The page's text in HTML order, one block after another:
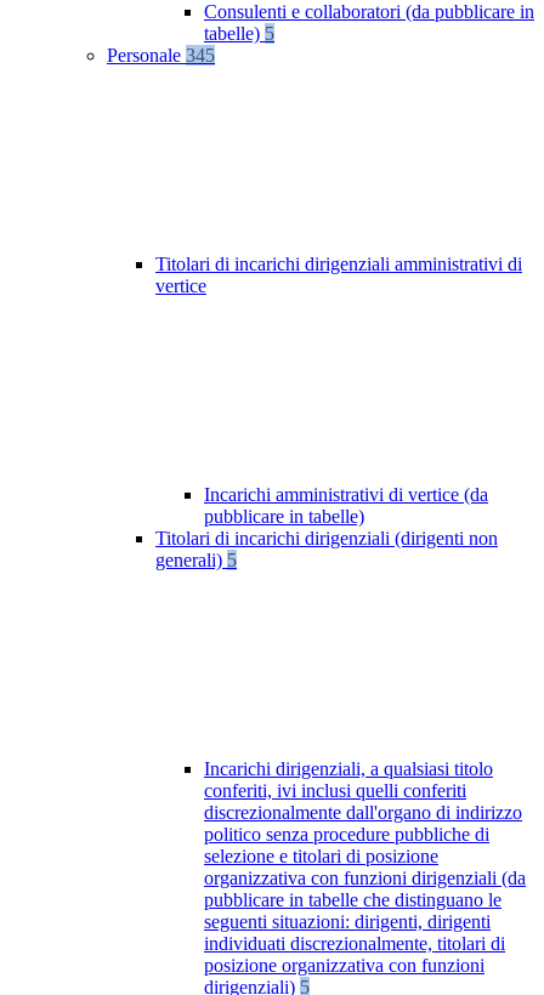
Consulenti e collaboratori (da pubblicare in
tabelle) 5
Personale 345
Titolari di incarichi dirigenziali amministrativi di
vertice
Incarichi amministrativi di vertice (da
pubblicare in tabelle)
Titolari di incarichi dirigenziali (dirigenti non
generali) 5
Incarichi dirigenziali, a qualsiasi titolo
conferiti, ivi inclusi quelli conferiti
discrezionalmente dall'organo di indirizzo
politico senza procedure pubbliche di
selezione e titolari di posizione
organizzativa con funzioni dirigenziali (da
pubblicare in tabelle che distinguano le
seguenti situazioni: dirigenti, dirigenti
individuati discrezionalmente, titolari di
posizione organizzativa con funzioni
dirigenziali) 5